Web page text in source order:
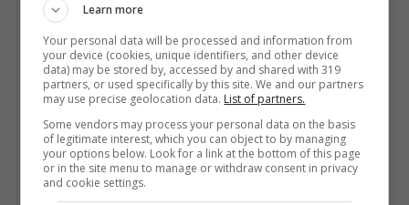
momento non era stata confermata dai
diretti interessati. Un silenzio che non primo
momento aveva lasciato intendere ai fan che
si trattasse di un momento passeggero per i
dueex di Uomini e Donne , ma in queste
ultime ore è arrivata una notizia che la tante
che non lascia più ombra di dubbio dato che
Learn more
Your personal data will be processed and information from
your device (cookies, unique identifiers, and other device
data) may be stored by, accessed by and shared with 319
partners, or used specifically by this site. We and our partners
may use precise geolocation data. List of partners.
Some vendors may process your personal data on the basis
of legitimate interest, which you can object to by managing
your options below. Look for a link at the bottom of this page
or in the site menu to manage or withdraw consent in privacy
and cookie settings.